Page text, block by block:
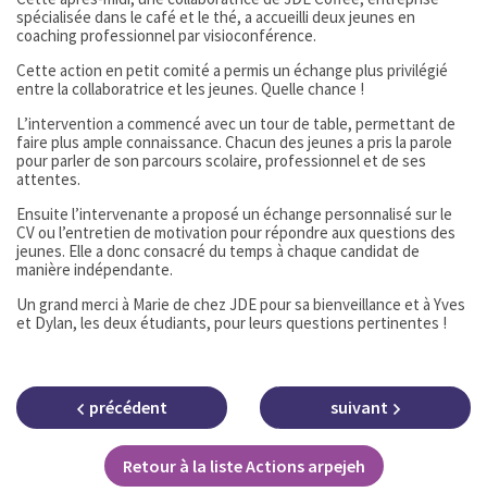
spécialisée dans le café et le thé, a accueilli deux jeunes en
coaching professionnel par visioconférence.
Cette action en petit comité a permis un échange plus privilégié
entre la collaboratrice et les jeunes. Quelle chance !
L’intervention a commencé avec un tour de table, permettant de
faire plus ample connaissance. Chacun des jeunes a pris la parole
pour parler de son parcours scolaire, professionnel et de ses
attentes.
Ensuite l’intervenante a proposé un échange personnalisé sur le
CV ou l’entretien de motivation pour répondre aux questions des
jeunes. Elle a donc consacré du temps à chaque candidat de
manière indépendante.
Un grand merci à Marie de chez JDE pour sa bienveillance et à Yves
et Dylan, les deux étudiants, pour leurs questions pertinentes !
précédent
Retour à la liste Actions arpejeh
suivant